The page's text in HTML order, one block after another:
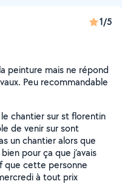
1/5
peinture mais ne répond
Peu recommandable
chantier sur st florentin
de venir sur sont
un chantier alors que
pour ça que j’avais
que cette personne
à tout prix